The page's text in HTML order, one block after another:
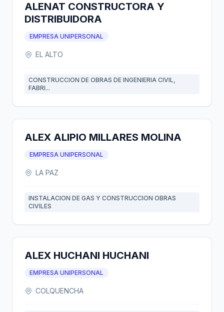
ALENAT CONSTRUCTORA Y
DISTRIBUIDORA
EMPRESA UNIPERSONAL
EL ALTO
CONSTRUCCION DE OBRAS DE INGENIERIA CIVIL,
FABRI...
ALEX ALIPIO MILLARES MOLINA
EMPRESA UNIPERSONAL
LA PAZ
INSTALACION DE GAS Y CONSTRUCCION OBRAS
CIVILES
ALEX HUCHANI HUCHANI
EMPRESA UNIPERSONAL
COLQUENCHA